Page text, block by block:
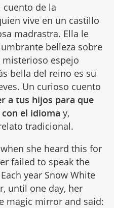
cuento de la
vive en un castillo
madrastra. Ella le
belleza sobre
espejo
bella del reino es su
Un curioso cuento
a tus hijos para que
el idioma y,
tradicional.
she heard this for
failed to speak the
year Snow White
until one day, her
magic mirror and said: